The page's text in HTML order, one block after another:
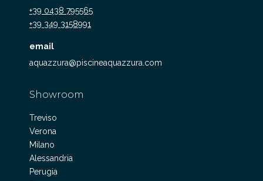
+39 0438 795565
+39 349 3158991
email
aquazzura@piscineaquazzura.com
Showroom
Treviso
Verona
Milano
Alessandria
Perugia